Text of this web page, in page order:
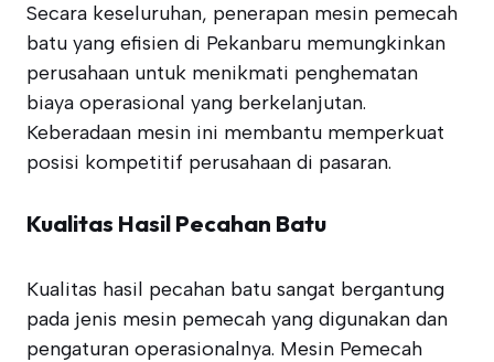
Secara keseluruhan, penerapan mesin pemecah
batu yang efisien di Pekanbaru memungkinkan
perusahaan untuk menikmati penghematan
biaya operasional yang berkelanjutan.
Keberadaan mesin ini membantu memperkuat
posisi kompetitif perusahaan di pasaran.
Kualitas Hasil Pecahan Batu
Kualitas hasil pecahan batu sangat bergantung
pada jenis mesin pemecah yang digunakan dan
pengaturan operasionalnya. Mesin Pemecah